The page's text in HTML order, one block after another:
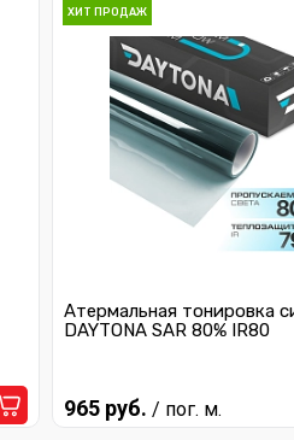
ХИТ ПРОДАЖ
Атермальная тонировка
DAYTONA SAR 80% IR80
965 руб. / пог. м.